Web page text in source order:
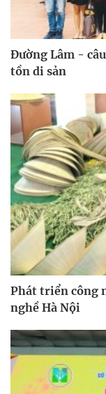
Đường Lâm -
tồn di sản
Phát triển công
nghề Hà Nội